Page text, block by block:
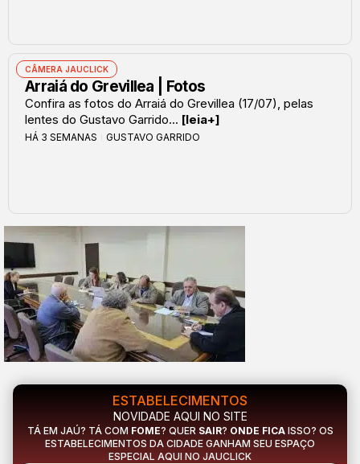
CÂMERA JAUCLICK
Arraiá do Grevillea | Fotos
Confira as fotos do Arraiá do Grevillea (17/07), pelas
lentes do Gustavo Garrido... [leia+]
HÁ 3 SEMANAS GUSTAVO GARRIDO
ESTABELECIMENTOS
NOVIDADE AQUI NO SITE
TÁ EM JAÚ? TÁ COM FOME? QUER SAIR? ONDE FICAISSO? OS
ESTABELECIMENTOS DA CIDADE GANHAM SEU ESPAÇO
ESPECIAL AQUI NO JAUCLICK